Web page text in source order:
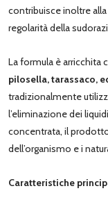
contribuisce inoltre
regolarità della
La formula è
pilosella, tarassaco,
tradizionalmente
l’eliminazione dei
concentrata, il
dell’organismo e i
Caratteristiche